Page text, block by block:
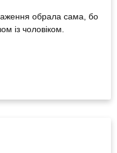
обрала сама, бо
із чоловіком.